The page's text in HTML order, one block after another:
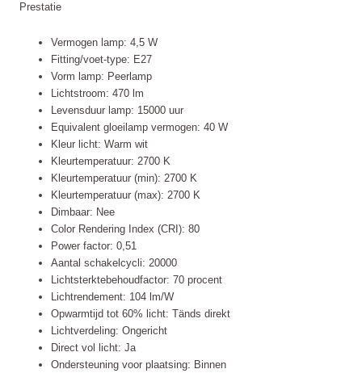
Prestatie
Vermogen lamp: 4,5 W
Fitting/voet-type: E27
Vorm lamp: Peerlamp
Lichtstroom: 470 lm
Levensduur lamp: 15000 uur
Equivalent gloeilamp vermogen: 40 W
Kleur licht: Warm wit
Kleurtemperatuur: 2700 K
Kleurtemperatuur (min): 2700 K
Kleurtemperatuur (max): 2700 K
Dimbaar: Nee
Color Rendering Index (CRI): 80
Power factor: 0,51
Aantal schakelcycli: 20000
Lichtsterktebehoudfactor: 70 procent
Lichtrendement: 104 lm/W
Opwarmtijd tot 60% licht: Tänds direkt
Lichtverdeling: Ongericht
Direct vol licht: Ja
Ondersteuning voor plaatsing: Binnen